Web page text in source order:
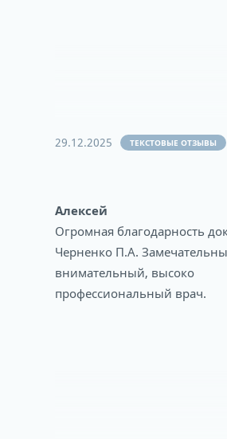
29.12.2025 ТЕКСТОВЫЕ ОТЗЫВЫ
Алексей
Огромная благодарность
Черненко П.А.
внимательный, высоко
профессиональный врач.